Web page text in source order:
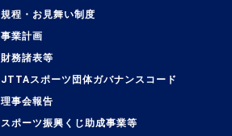
規程・お見舞い制度
事業計画
財務諸表等
JTTAスポーツ団体ガバナンスコード
理事会報告
スポーツ振興くじ助成事業等